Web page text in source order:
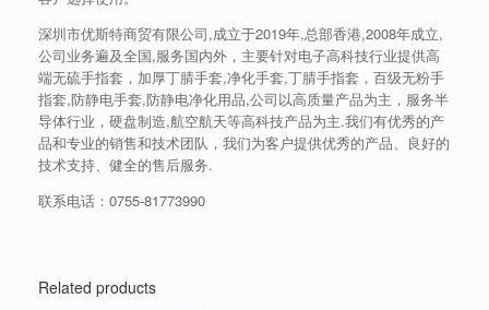
深圳市优斯特商贸有限公司,成立于2019年,总部香港,2008年成立,
公司业务遍及全国,服务国内外，主要针对电子高科技行业提供高
端无硫手指套，加厚丁腈手套,净化手套,丁腈手指套，百级无粉手
指套,防静电手套,防静电净化用品,公司以高质量产品为主，服务半
导体行业，硬盘制造,航空航天等高科技产品为主.我们有优秀的产
品和专业的销售和技术团队，我们为客户提供优秀的产品、良好的
技术支持、健全的售后服务.
联系电话： 0755-81773990
Related products